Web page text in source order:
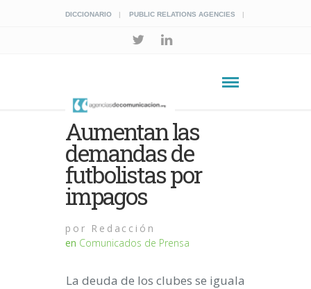
DICCIONARIO PUBLIC RELATIONS AGENCIES
Aumentan las
demandas de
futbolistas por
impagos
por Redacción
en Comunicados de Prensa
La deuda de los clubes se iguala